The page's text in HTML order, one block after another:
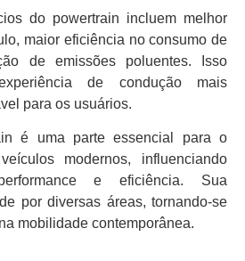
do powertrain incluem melhor
maior eficiência no consumo de
de emissões poluentes. Isso
de condução mais
para os usuários.
é uma parte essencial para o
modernos, influenciando
e eficiência. Sua
por diversas áreas, tornando-se
mobilidade contemporânea.